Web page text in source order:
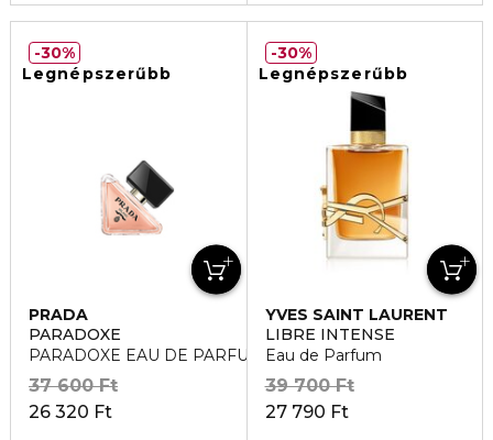
Legnépszerűbb
PRADA
PARADOXE
PARADOXE EAU DE PARFUM
26 320 Ft
37 600 Ft
30%
Legnépszerűbb
YVES SAINT LAURENT
LIBRE INTENSE
Eau de Parfum
27 790 Ft
39 700 Ft
30%